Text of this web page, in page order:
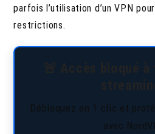
parfois l’utilisation d’un VPN
restrictions.
Débloquez en 1 clic et
avec